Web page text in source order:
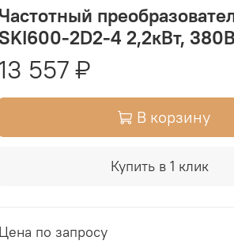
Частотный
SKI600-2D2-4 2,2кВт, 380В
13 557 ₽
В корзину
Купить в 1 клик
Цена по запросу